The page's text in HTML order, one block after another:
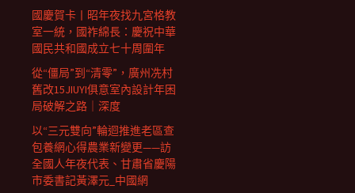
國慶賀卡丨昭年夜找九宮格教
室一統，國祚綿長：慶祝中華
國民共和國成立七十周圍年
從“僵局”到“清零”，廣州冼村
舊改15JIUYI俱意室內設計年困
局破解之路｜深度
以“三元雙向”輪迴推進老區查
包養網心得農業新變更——訪
全國人年夜代表、甘肅省慶陽
市委書記黃澤元_中國網